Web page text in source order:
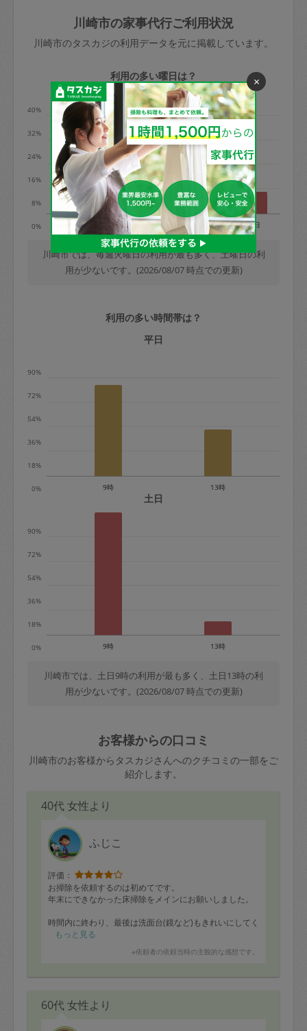
依頼者不在による当日キャンセル＝依頼
金額の100%＋交通費全額
※例：依頼日時／土曜日午前9時開始の場
合、水曜日午前9時以降はキャンセル料が
発生
水曜日9時〜金曜日9時まで＝依頼料金の
50%
金曜日9時～土曜日8時まで＝依頼金額の
100%
土曜日8時〜実施時間＝依頼金額の100%
＋交通費全額
依頼者不在による当日キャンセル＝依頼
金額の100%＋交通費全額
定期契約をキャンセルする場合、毎週定
期は月2回まで隔週定期は月1回までキャ
※キャンセル料金の設定について：
定期依頼1回（3時間）の金額とスポット
きた場合は損害保険の対象外となるので
ご注意ください。
玉、など
あわせてこちらも参照ください：初めて
はありますか？
川崎市の家事代行ご利用状況
川崎市のタスカジの利用データを元に掲載しています。
利用の多い曜日は？
0%
8%
16%
24%
32%
40%
水 木 金 土 日
川崎市では、毎週火曜日の利用が最も多く、土曜日の利
用が少ないです。(2026/08/07 時点での更新)
利用の多い時間帯は？
平日
0%
18%
36%
54%
72%
90%
9時 13時
土日
0%
18%
36%
54%
72%
90%
9時 13時
川崎市では、土日9時の利用が最も多く、土日13時の利
用が少ないです。(2026/08/07 時点での更新)
お客様からの口コミ
川崎市のお客様からタスカジさんへのクチコミの一部をご
紹介します。
40代 女性より
ふじこ
評価：
お掃除を依頼するのは初めてです。
年末にできなかった床掃除をメインにお願いしました。
時間内に終わり、最後は洗面台(鏡など)もきれいにしてく
れて、落ちなかったところは、次回、調べてきてくれる
次は水回りをお願いしたいと思っています。
細かいことになりますが、床の拭き掃除のあと、乾くと
などかけてもらえると、より良かったかなと思いまし
もっと見る
※依頼者の依頼当時の主観的な感想です。
60代 女性より
×